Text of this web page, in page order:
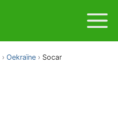
Oekraïne Socar